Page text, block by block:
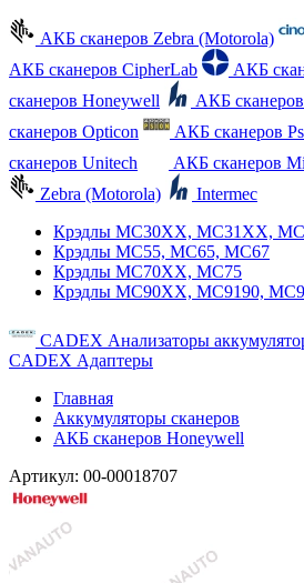
АКБ сканеров Zebra (Motorola)
АКБ сканеров CipherLab
АКБ
сканеров Honeywell
АКБ
сканеров Opticon
АКБ сканеров
сканеров Unitech
АКБ сканеров
Zebra (Motorola)
Intermec
Крэдлы MC30XX, MC31XX,
Крэдлы MC55, MC65, MC67
Крэдлы MC70XX, MC75
Крэдлы MC90XX, MC9190,
CADEX Анализаторы
CADEX Адаптеры
Главная
Аккумуляторы сканеров
АКБ сканеров Honeywell
Артикул: 00-00018707